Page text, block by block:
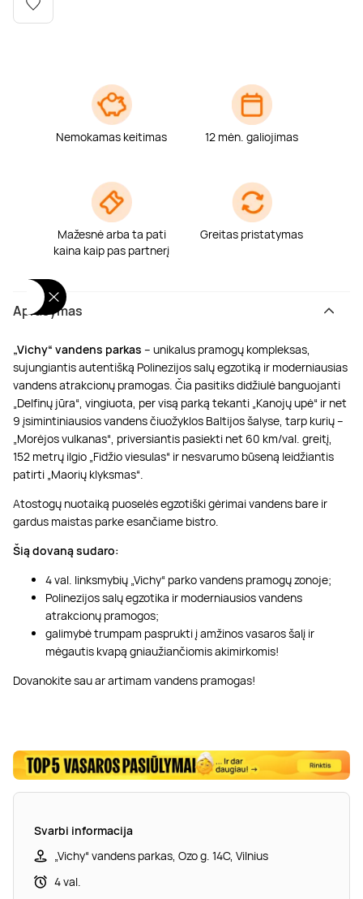
Nemokamas keitimas 12 mėn. galiojimas
Mažesnė arba ta pati
kaina kaip pas partnerį
Greitas pristatymas
Aprašymas
„Vichy“ vandens parkas – unikalus pramogų kompleksas,
sujungiantis autentišką Polinezijos salų egzotiką ir moderniausias
vandens atrakcionų pramogas. Čia pasitiks didžiulė banguojanti
„Delfinų jūra“, vingiuota, per visą parką tekanti „Kanojų upė“ ir net
9 įsimintiniausios vandens čiuožyklos Baltijos šalyse, tarp kurių –
„Morėjos vulkanas“, priversiantis pasiekti net 60 km/val. greitį,
152 metrų ilgio „Fidžio viesulas“ ir nesvarumo būseną leidžiantis
patirti „Maorių klyksmas“.
Atostogų nuotaiką puoselės egzotiški gėrimai vandens bare ir
gardus maistas parke esančiame bistro.
Šią dovaną sudaro:
4 val. linksmybių „Vichy“ parko vandens pramogų zonoje;
Polinezijos salų egzotika ir moderniausios vandens
atrakcionų pramogos;
galimybė trumpam pasprukti į amžinos vasaros šalį ir
mėgautis kvapą gniaužiančiomis akimirkomis!
Dovanokite sau ar artimam vandens pramogas!
Svarbi informacija
„Vichy“ vandens parkas, Ozo g. 14C, Vilnius
4 val.